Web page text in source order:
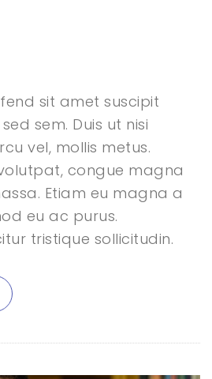
sit amet suscipit
sem. Duis ut nisi
vel, mollis metus.
congue magna
Etiam eu magna a
eu ac purus.
tristique sollicitudin.